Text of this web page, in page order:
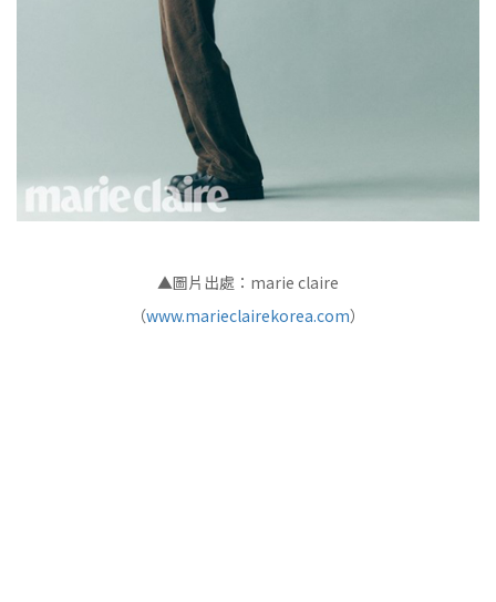
▲圖片出處：marie claire
（www.marieclairekorea.com）